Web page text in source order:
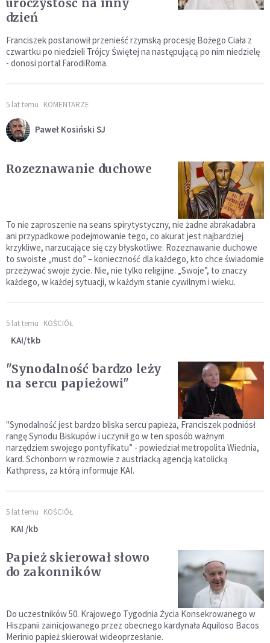
uroczystość na inny
dzień
Franciszek postanowił przenieść rzymską procesję Bożego Ciała z
czwartku po niedzieli Trójcy Świętej na następującą po nim niedzielę
- donosi portal FarodiRoma.
5 lat temu KOMENTARZE
Paweł Kosiński SJ
Rozeznawanie duchowe
To nie zaproszenie na seans spirytystyczny, nie żadne abrakadabra
ani przypadkowe podejmowanie tego, co akurat jest najbardziej
krzykliwe, narzucające się czy błyskotliwe. Rozeznawanie duchowe
to swoiste „must do” – konieczność dla każdego, kto chce świadomie
przeżywać swoje życie. Nie, nie tylko religijne. „Swoje”, to znaczy
każdego, w każdej sytuacji, w każdym stanie cywilnym i wieku.
5 lat temu KOŚCIÓŁ
KAI/tkb
"Synodalność bardzo leży
na sercu papieżowi"
"Synodalność jest bardzo bliska sercu papieża, Franciszek podniósł
rangę Synodu Biskupów i uczynił go w ten sposób ważnym
narzędziem swojego pontyfikatu” - powiedział metropolita Wiednia,
kard. Schönborn w rozmowie z austriacką agencją katolicką
Kathpress, za którą informuje KAI.
5 lat temu KOŚCIÓŁ
KAI /kb
Papież skierował słowo
do zakonników
Do uczestników 50. Krajowego Tygodnia Życia Konsekrowanego w
Hiszpanii zainicjowanego przez obecnego kardynała Aquiloso Bacos
Merinio papież skierował wideoprzesłanie.